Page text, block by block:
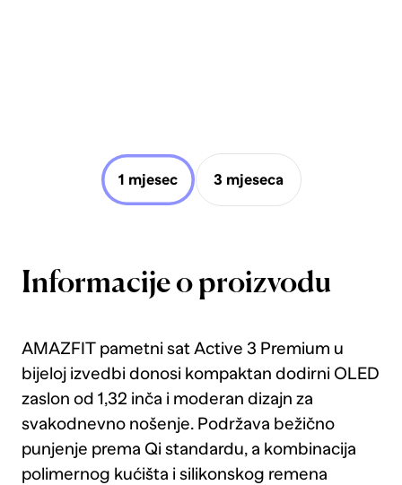
1 mjesec 3 mjeseca
Informacije o proizvodu
AMAZFIT pametni sat Active 3 Premium u
bijeloj izvedbi donosi kompaktan dodirni OLED
zaslon od 1,32 inča i moderan dizajn za
svakodnevno nošenje. Podržava bežično
punjenje prema Qi standardu, a kombinacija
polimernog kućišta i silikonskog remena